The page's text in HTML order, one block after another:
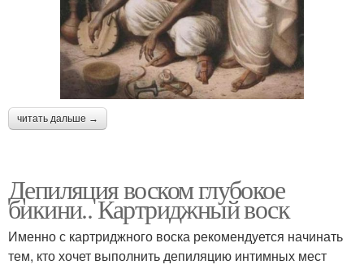
читать дальше →
Депиляция воском глубокое
бикини.. Картриджный воск
Именно с картриджного воска рекомендуется начинать
тем, кто хочет выполнить депиляцию интимных мест